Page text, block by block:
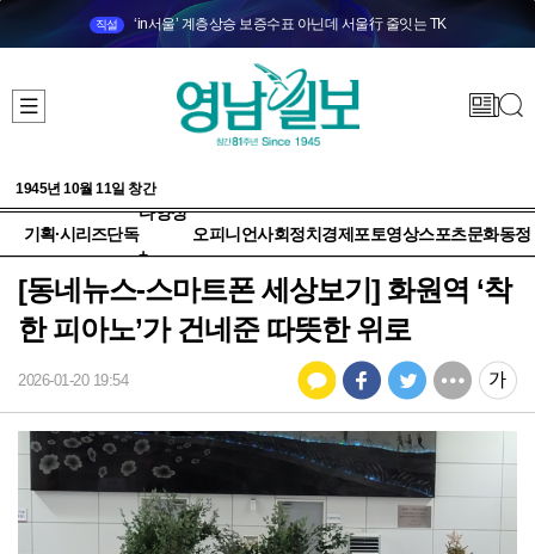
직설 ‘in서울’ 계층상승 보증수표 아닌데 서울行 줄잇는 TK
1945년 10월 11일 창간
기획·시리즈단독
다양성
+
오피니언사회정치 경제 포토영상스포츠문화동정
[동네뉴스-스마트폰 세상보기] 화원역 ‘착
한 피아노’가 건네준 따뜻한 위로
2026-01-20 19:54